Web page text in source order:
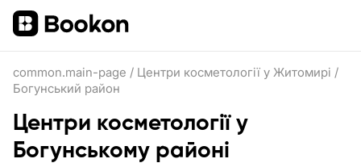
common.main-page / Центри косметології у Житомирі /
Богунський район
Центри косметології у
Богунському районі